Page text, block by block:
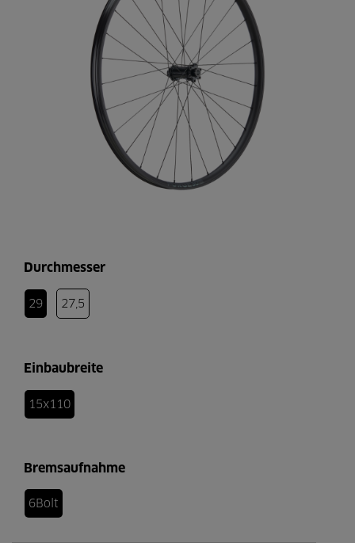
Durchmesser
29 27,5
Einbaubreite
15x110
Bremsaufnahme
6Bolt